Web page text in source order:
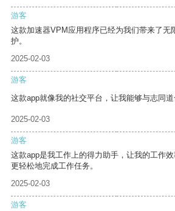
游客
这款加速器VPM应用程序已经为我们带来了无
护。
2025-02-03
游客
这款app就像我的社交平台，让我能够与志同道
2025-02-03
游客
这款app是我工作上的得力助手，让我的工作
更轻松地完成工作任务。
2025-02-03
游客